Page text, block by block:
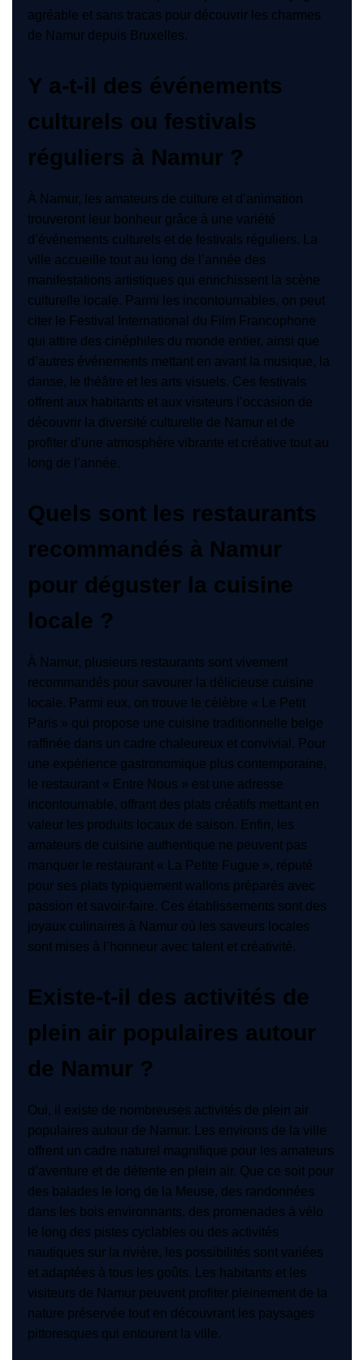
agréable et sans tracas pour découvrir les charmes
de Namur depuis Bruxelles.
Y a-t-il des événements
culturels ou festivals
réguliers à Namur ?
À Namur, les amateurs de culture et d’animation
trouveront leur bonheur grâce à une variété
d’événements culturels et de festivals réguliers. La
ville accueille tout au long de l’année des
manifestations artistiques qui enrichissent la scène
culturelle locale. Parmi les incontournables, on peut
citer le Festival International du Film Francophone
qui attire des cinéphiles du monde entier, ainsi que
d’autres événements mettant en avant la musique, la
danse, le théâtre et les arts visuels. Ces festivals
offrent aux habitants et aux visiteurs l’occasion de
découvrir la diversité culturelle de Namur et de
profiter d’une atmosphère vibrante et créative tout au
long de l’année.
Quels sont les restaurants
recommandés à Namur
pour déguster la cuisine
locale ?
À Namur, plusieurs restaurants sont vivement
recommandés pour savourer la délicieuse cuisine
locale. Parmi eux, on trouve le célèbre « Le Petit
Paris » qui propose une cuisine traditionnelle belge
raffinée dans un cadre chaleureux et convivial. Pour
une expérience gastronomique plus contemporaine,
le restaurant « Entre Nous » est une adresse
incontournable, offrant des plats créatifs mettant en
valeur les produits locaux de saison. Enfin, les
amateurs de cuisine authentique ne peuvent pas
manquer le restaurant « La Petite Fugue », réputé
pour ses plats typiquement wallons préparés avec
passion et savoir-faire. Ces établissements sont des
joyaux culinaires à Namur où les saveurs locales
sont mises à l’honneur avec talent et créativité.
Existe-t-il des activités de
plein air populaires autour
de Namur ?
Oui, il existe de nombreuses activités de plein air
populaires autour de Namur. Les environs de la ville
offrent un cadre naturel magnifique pour les amateurs
d’aventure et de détente en plein air. Que ce soit pour
des balades le long de la Meuse, des randonnées
dans les bois environnants, des promenades à vélo
le long des pistes cyclables ou des activités
nautiques sur la rivière, les possibilités sont variées
et adaptées à tous les goûts. Les habitants et les
visiteurs de Namur peuvent profiter pleinement de la
nature préservée tout en découvrant les paysages
pittoresques qui entourent la ville.